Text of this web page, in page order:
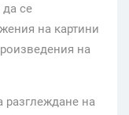
да се
на картини
на
разглеждане на